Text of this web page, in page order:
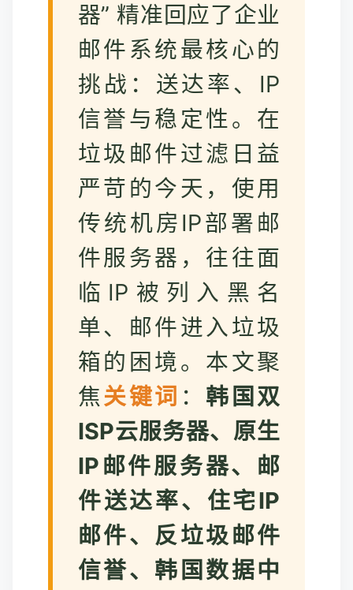
器” 精准回应了企业
邮件系统最核心的
挑战：送达率、IP
信誉与稳定性。在
垃圾邮件过滤日益
严苛的今天，使用
传统机房IP部署邮
件服务器，往往面
临IP被列入黑名
单、邮件进入垃圾
箱的困境。本文聚
焦关键词 ： 韩国双
ISP云服务器、原生
IP邮件服务器、邮
件送达率、住宅IP
邮件、反垃圾邮件
信誉、韩国数据中